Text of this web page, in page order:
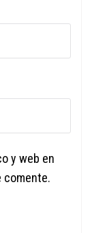
y web en
comente.